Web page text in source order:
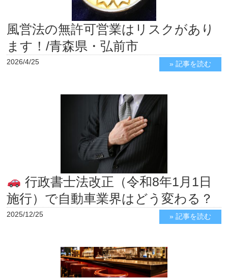
風営法の無許可営業はリスクがあり
ます！/青森県・弘前市
2026/4/25 » 記事を読む
行政書士法改正（令和8年1月1日
施行）で自動車業界はどう変わる？
2025/12/25 » 記事を読む